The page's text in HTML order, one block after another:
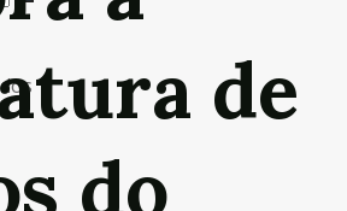
de
do